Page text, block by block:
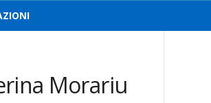
Morariu